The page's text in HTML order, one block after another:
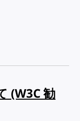
(W3C 勧